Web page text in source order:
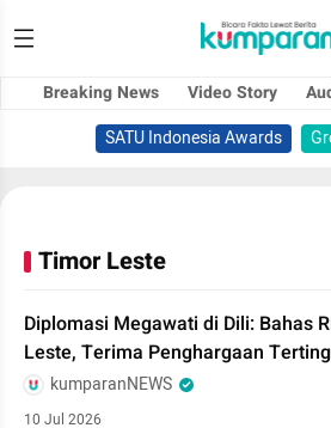
Breaking News Video Story
SATU Indonesia Awards
Timor Leste
Diplomasi Megawati di Dili: Bahas
Leste, Terima Penghargaan
kumparanNEWS
10 Jul 2026